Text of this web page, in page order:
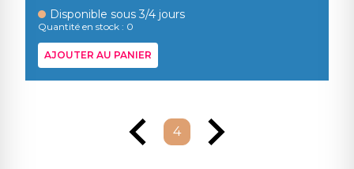
Disponible sous 3/4 jours
Quantité en stock : 0
AJOUTER AU PANIER
4